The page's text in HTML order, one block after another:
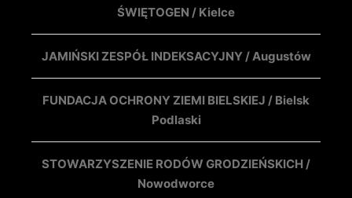
ŚWIĘTOGEN / Kielce
JAMIŃSKI ZESPÓŁ INDEKSACYJNY / Augustów
FUNDACJA OCHRONY ZIEMI BIELSKIEJ / Bielsk
Podlaski
STOWARZYSZENIE RODÓW GRODZIEŃSKICH /
Nowodworce